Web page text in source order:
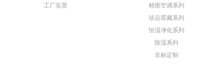
工厂实景
精密空调系列
珍品窖藏系列
恒湿净化系列
除湿系列
非标定制